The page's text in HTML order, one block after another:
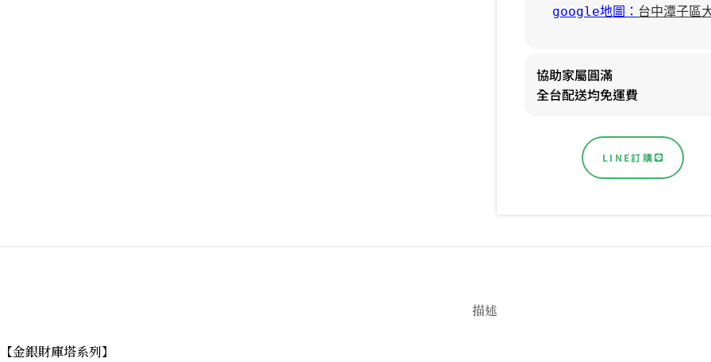
google地圖： 台中潭子區
協助家屬圓滿
全台配送均免運費
LINE訂購
描述
【金銀財庫塔系列】